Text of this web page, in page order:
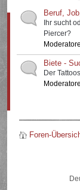
Beruf,
Ihr sucht
Piercer?
Biete -
Der
Foren-